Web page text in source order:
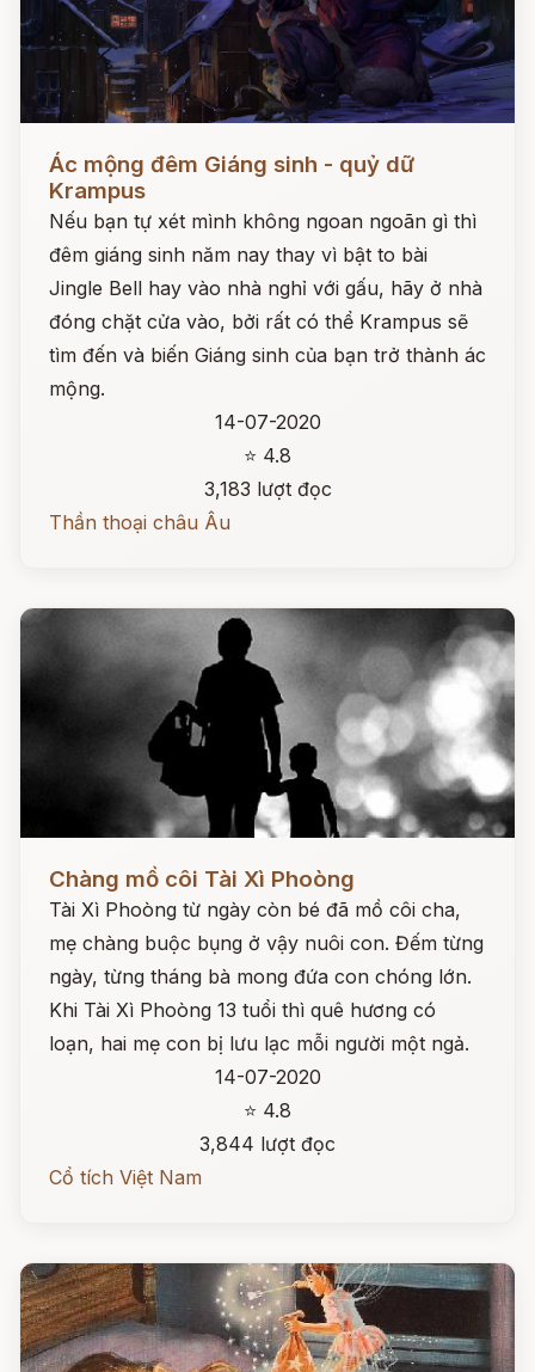
Đọc ngay
Ác mộng đêm Giáng sinh - quỷ dữ
Krampus
Nếu bạn tự xét mình không ngoan ngoãn gì thì
đêm giáng sinh năm nay thay vì bật to bài
Jingle Bell hay vào nhà nghỉ với gấu, hãy ở nhà
đóng chặt cửa vào, bởi rất có thể Krampus sẽ
tìm đến và biến Giáng sinh của bạn trở thành ác
mộng.
14-07-2020
⭐ 4.8
3,183 lượt đọc
Thần thoại châu Âu
Chàng mồ côi Tài Xì Phoòng
Tài Xì Phoòng từ ngày còn bé đã mồ côi cha,
mẹ chàng buộc bụng ở vậy nuôi con. Đếm từng
ngày, từng tháng bà mong đứa con chóng lớn.
Khi Tài Xì Phoòng 13 tuổi thì quê hương có
loạn, hai mẹ con bị lưu lạc mỗi người một ngả.
14-07-2020
⭐ 4.8
3,844 lượt đọc
Cổ tích Việt Nam